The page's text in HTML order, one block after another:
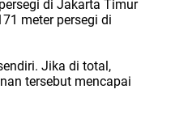
di Jakarta Timur
meter persegi di
Jika di total,
tersebut mencapai